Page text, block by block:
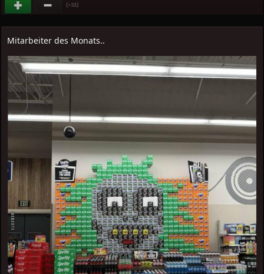
(+111)
Mitarbeiter des Monats..